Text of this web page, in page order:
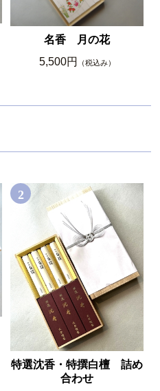
名香 月の花
5,500円
（税込み）
2
特選沈香・特撰白檀 詰め
合わせ